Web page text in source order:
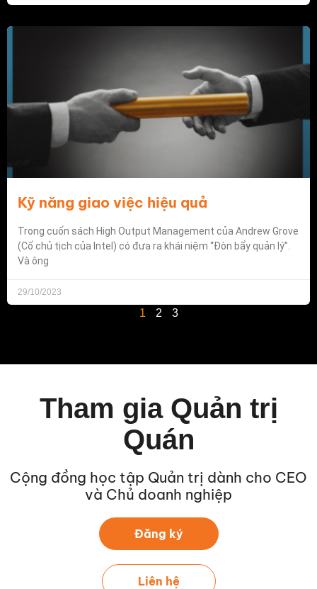
Kỹ năng giao việc hiệu quả
Trong cuốn sách High Output Management của Andrew Grove
(Cố chủ tịch của Intel) có đưa ra khái niệm “Đòn bẩy quản lý”.
Và ông
29/10/2023
1 2 3
Tham gia Quản trị
Quán
Cộng đồng học tập Quản trị dành cho CEO
và Chủ doanh nghiệp
Đăng ký
Liên hệ